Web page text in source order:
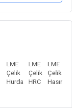
LME
Çelik
Hurda
LME
Çelik
HRC
LME
Çelik
Hasır